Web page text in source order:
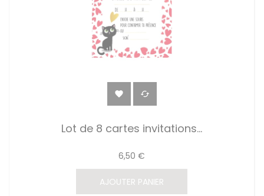
 
Lot de 8 cartes invitations...
6,50 €
AJOUTER PANIER